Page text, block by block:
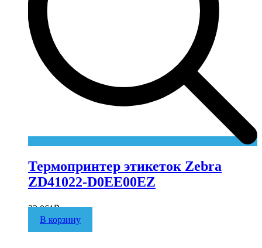
Термопринтер этикеток Zebra
ZD41022-D0EE00EZ
33 061₽
В корзину